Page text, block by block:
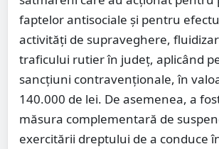
faptelor antisociale și pentru
activități de supraveghere,
traficului rutier în județ, aplicând
sancțiuni contravenționale, în
140.000 de lei. De asemenea, a
măsura complementară de
exercitării dreptului de a conduce